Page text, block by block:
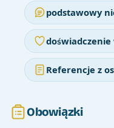
podstawowy
doświadczenie
Referencje z
Obowiązki